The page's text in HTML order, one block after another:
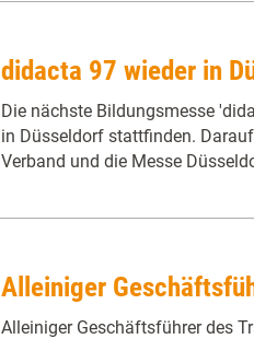
didacta 97 wieder in
Die nächste Bildungsmesse
in Düsseldorf stattfinden.
Verband und die Messe
Alleiniger
Alleiniger Geschäftsführer des